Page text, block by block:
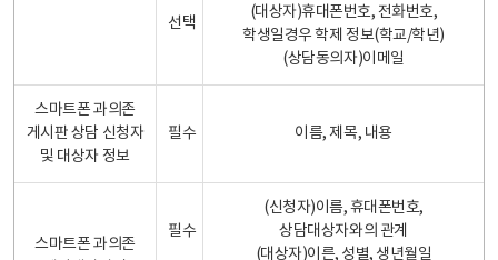
선택
(대상자)휴대폰번호, 전화번호,
학생일경우 학제 정보(학교/학년)
(상담동의자)이메일
스마트폰 과의존
게시판 상담 신청자
및 대상자 정보
필수 이름, 제목, 내용
스마트폰 과의존
필수
(신청자)이름, 휴대폰번호,
상담대상자와의 관계
(대상자)이른, 성별, 생년월일